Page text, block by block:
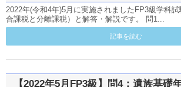
2022年(令和4年)5月に実施されましたFP3級学科
合課税と分離課税）と解答・解説です。 問1...
記事を読む
【2022年5月FP3級】問4：遺族基礎